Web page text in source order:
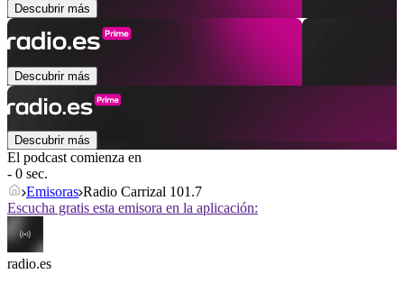
Descubrir más
Descubrir más
Descubrir más
El podcast comienza en
- 0 sec.
Emisoras Radio Carrizal 101.7
Escucha gratis esta emisora en la aplicación:
radio.es